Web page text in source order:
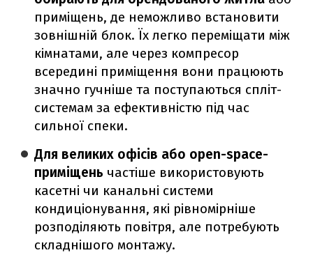
приміщень, де неможливо встановити
зовнішній блок. Їх легко переміщати між
кімнатами, але через компресор
всередині приміщення вони працюють
значно гучніше та поступаються спліт-
системам за ефективністю під час
сильної спеки.
Для великих офісів або open-space-
приміщень частіше використовують
касетні чи канальні системи
кондиціонування, які рівномірніше
розподіляють повітря, але потребують
складнішого монтажу.